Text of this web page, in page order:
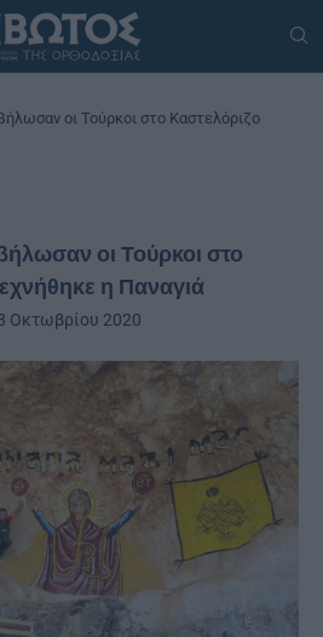
οι Τούρκοι στο Καστελόριζο
οι Τούρκοι στο
η Παναγιά
Οκτωβρίου 2020